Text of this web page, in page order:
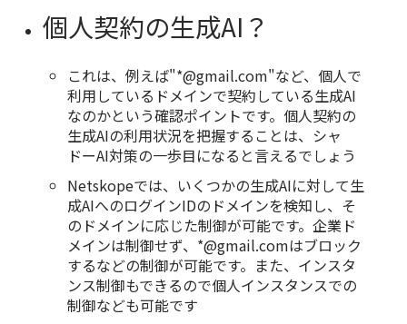
個人契約の生成AI？
これは、例えば"*@gmail.com"など、個人で
利用しているドメインで契約している生成AI
なのかという確認ポイントです。個人契約の
生成AIの利用状況を把握することは、シャ
ドーAI対策の一歩目になると言えるでしょう
Netskopeでは、いくつかの生成AIに対して生
成AIへのログインIDのドメインを検知し、そ
のドメインに応じた制御が可能です。企業ド
メインは制御せず、*@gmail.comはブロック
するなどの制御が可能です。また、インスタ
ンス制御もできるので個人インスタンスでの
制御なども可能です